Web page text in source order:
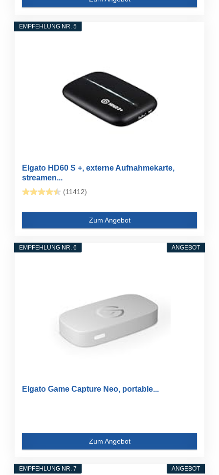
EMPFEHLUNG NR. 5
Elgato HD60 S +, externe Aufnahmekarte,
streamen...
(11412)
Zum Angebot
ANGEBOT
EMPFEHLUNG NR. 6
Elgato Game Capture Neo, portable...
Zum Angebot
ANGEBOT
EMPFEHLUNG NR. 7